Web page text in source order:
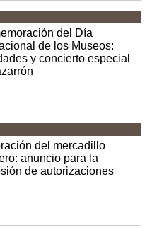
del Día
de los Museos:
y concierto especial
del mercadillo
anuncio para la
de autorizaciones